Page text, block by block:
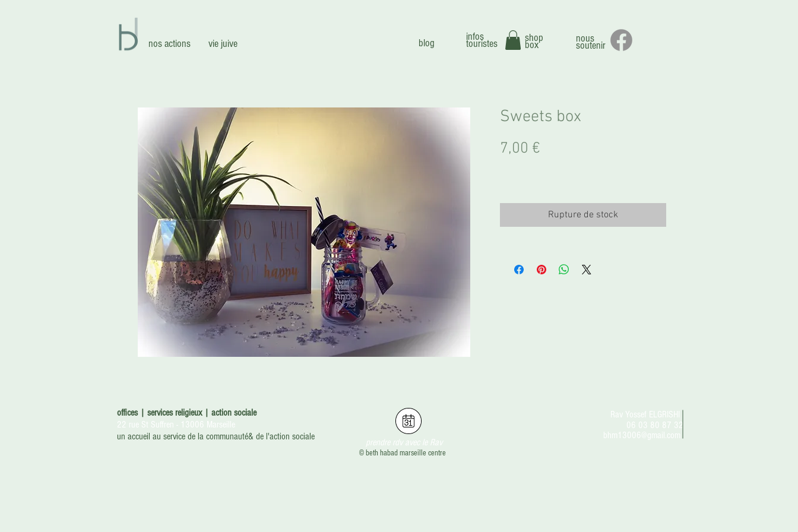
nos actions vie juive blog
infos
touristes shop
box
nous
soutenir
Sweets box
7,00 €
Rupture de stock
offices | services religieux | action sociale
22 rue St Suffren - 13006 Marseille
un accueil au service de la communauté& de l'action sociale
Rav Yossef ELGRISHI
06 03 80 87 32
bhm13006@gmail.com
prendre rdv avec le Rav
©beth habad marseille centre